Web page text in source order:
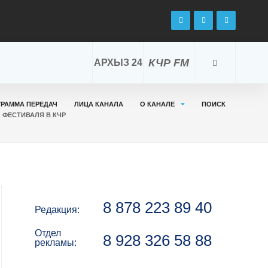
КЧР FM
АРХЫЗ 24
ПЕРЕДАЧ ЛИЦА КАНАЛА О КАНАЛЕ
ПОИСК
В КЧР
Редакция: 8 878 223 89 40
Отдел
рекламы:
8 928 326 58 88